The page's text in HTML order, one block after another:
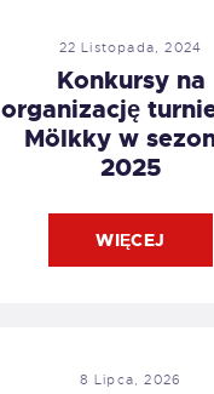
22 Listopada, 2024
Konkursy na
organizację
Mölkky w
2025
WIĘCEJ
8 Lipca, 2026